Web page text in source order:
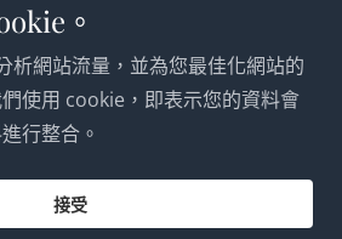
宸室內設計 — 保留所有權利。
提供者：
。
析網站流量，並為您最佳化網站的
使用 cookie，即表示您的資料會
行整合。
接受